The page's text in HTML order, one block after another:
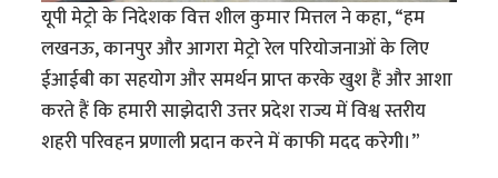
यूपी मेट्रो के निदेशक वित्त शील कुमार मित्तल ने कहा, “हम
लखनऊ, कानपुर और आगरा मेट्रो रेल परियोजनाओं के लिए
ईआईबी का सहयोग और समर्थन प्राप्त करके खुश हैं और आशा
करते हैं कि हमारी साझेदारी उत्तर प्रदेश राज्य में विश्व स्तरीय
शहरी परिवहन प्रणाली प्रदान करने में काफी मदद करेगी।”